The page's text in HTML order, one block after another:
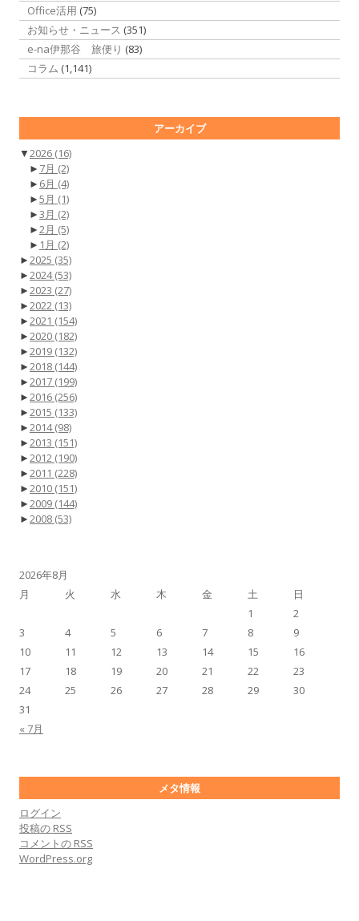
Office活用 (75)
お知らせ・ニュース (351)
e-na伊那谷 旅便り (83)
コラム (1,141)
アーカイブ
▼2026 (16)
► 7月 (2)
► 6月 (4)
►5月 (1)
►3月 (2)
►2月 (5)
► 1月 (2)
►2025 (35)
►2024(53)
►2023 (27)
►2022 (13)
►2021 (154)
►2020 (182)
►2019 (132)
►2018 (144)
►2017 (199)
►2016 (256)
►2015 (133)
►2014(98)
►2013 (151)
►2012 (190)
►2011 (228)
►2010 (151)
►2009 (144)
►2008 (53)
2026年8月
月
火 水 木 金 土 日
« 7月
1
2
3
4 5 6 7 8
9
10
11 12 13 14 15
16
17
18 19 20 21 22
23
24
25 26 27 28 29
30
31
メタ情報
ログイン
投稿の RSS
コメントの RSS
WordPress.org